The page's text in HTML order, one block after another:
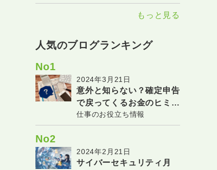
もっと見る
人気のブログランキング
No1
2024年3月21日
意外と知らない？確定申告
で戻ってくるお金のヒミツ
２選
仕事のお役立ち情報
No2
2024年2月21日
サイバーセキュリティ月